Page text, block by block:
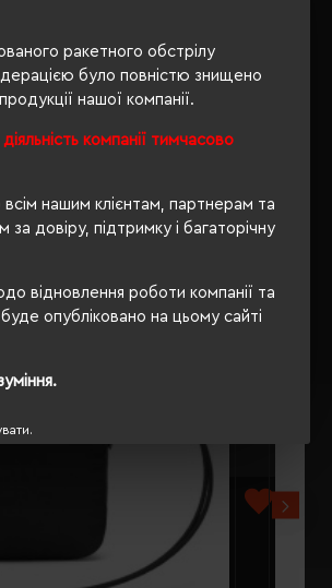
ракетного обстрілу
було повністю знищено
нашої компанії.
компанії тимчасово
нашим клієнтам, партнерам та
за довіру, підтримку і багаторічну
відновлення роботи компанії та
опубліковано на цьому сайті